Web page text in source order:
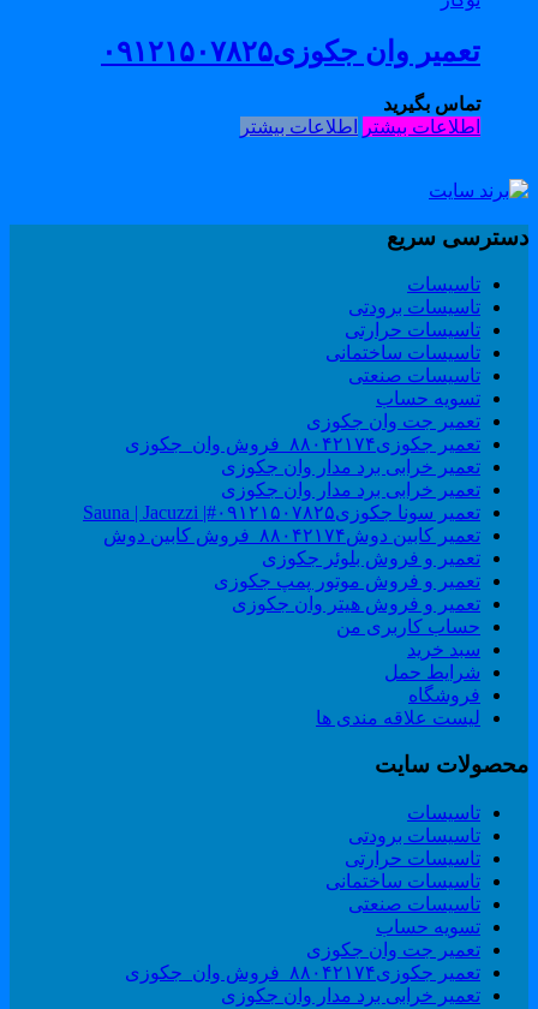
تعمیر وان جکوزی۰۹۱۲۱۵۰۷۸۲۵
تماس بگیرید
اطلاعات بیشتر اطلاعات بیشتر
سریع
تاسیسات
تاسیسات برودتی
تاسیسات حرارتی
تاسیسات ساختمانی
تاسیسات صنعتی
تسویه حساب
تعمیر جت وان جکوزی
تعمیر جکوزی۸۸۰۴۲۱۷۴_فروش وان_جکوزی
تعمیر خرابی برد مدار وان جکوزی
تعمیر خرابی برد مدار وان جکوزی
تعمیر سونا جکوزی۰۹۱۲۱۵۰۷۸۲۵#| Sauna | Jacuzzi
تعمیر کابین دوش۸۸۰۴۲۱۷۴_فروش کابین دوش
تعمیر و فروش بلوئر جکوزی
تعمیر و فروش موتور پمپ جکوزی
تعمیر و فروش هیتر وان جکوزی
حساب کاربری من
سبد خرید
شرایط حمل
فروشگاه
لیست علاقه مندی ها
سایت
تاسیسات
تاسیسات برودتی
تاسیسات حرارتی
تاسیسات ساختمانی
تاسیسات صنعتی
تسویه حساب
تعمیر جت وان جکوزی
تعمیر جکوزی۸۸۰۴۲۱۷۴_فروش وان_جکوزی
تعمیر خرابی برد مدار وان جکوزی